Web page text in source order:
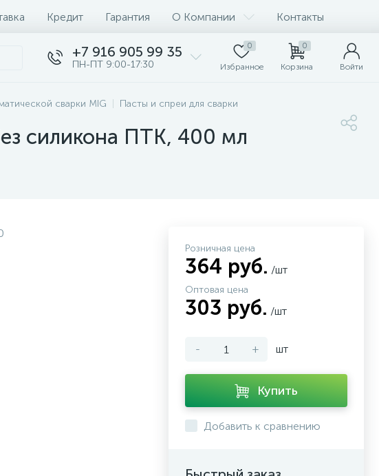
Кредит Гарантия О Компании Контакты
+7 916 905 99 35
ПН-ПТ 9:00-17:30
0
Избранное
0
Корзина Войти
сварки MIG
Пасты и спреи для сварки
силикона ПТК, 400 мл
Розничная цена
364 руб. /шт
Оптовая цена
303 руб. /шт
- + шт
Купить
Добавить к сравнению